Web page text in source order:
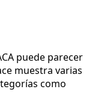
puede parecer
muestra varias
como